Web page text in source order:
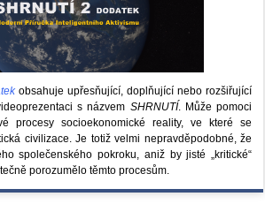
obsahuje upřesňující, doplňující nebo rozšiřující
s názvem SHRNUTÍ. Může pomoci
procesy socioekonomické reality, ve které se
civilizace. Je totiž velmi nepravděpodobné, že
společenského pokroku, aniž by jisté „kritické“
porozumělo těmto procesům.